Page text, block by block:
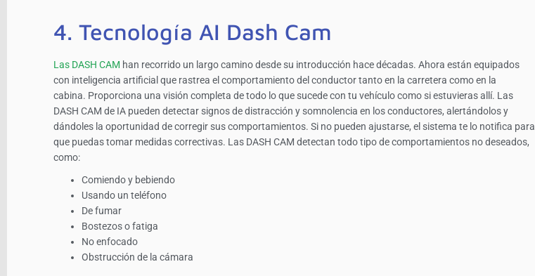
4. Tecnología AI Dash Cam
Las DASH CAM han recorrido un largo camino desde su introducción hace décadas. Ahora están equipados
con inteligencia artificial que rastrea el comportamiento del conductor tanto en la carretera como en la
cabina. Proporciona una visión completa de todo lo que sucede con tu vehículo como si estuvieras allí. Las
DASH CAM de IA pueden detectar signos de distracción y somnolencia en los conductores, alertándolos y
dándoles la oportunidad de corregir sus comportamientos. Si no pueden ajustarse, el sistema te lo notifica para
que puedas tomar medidas correctivas. Las DASH CAM detectan todo tipo de comportamientos no deseados,
como:
Comiendo y bebiendo
Usando un teléfono
De fumar
Bostezos o fatiga
No enfocado
Obstrucción de la cámara